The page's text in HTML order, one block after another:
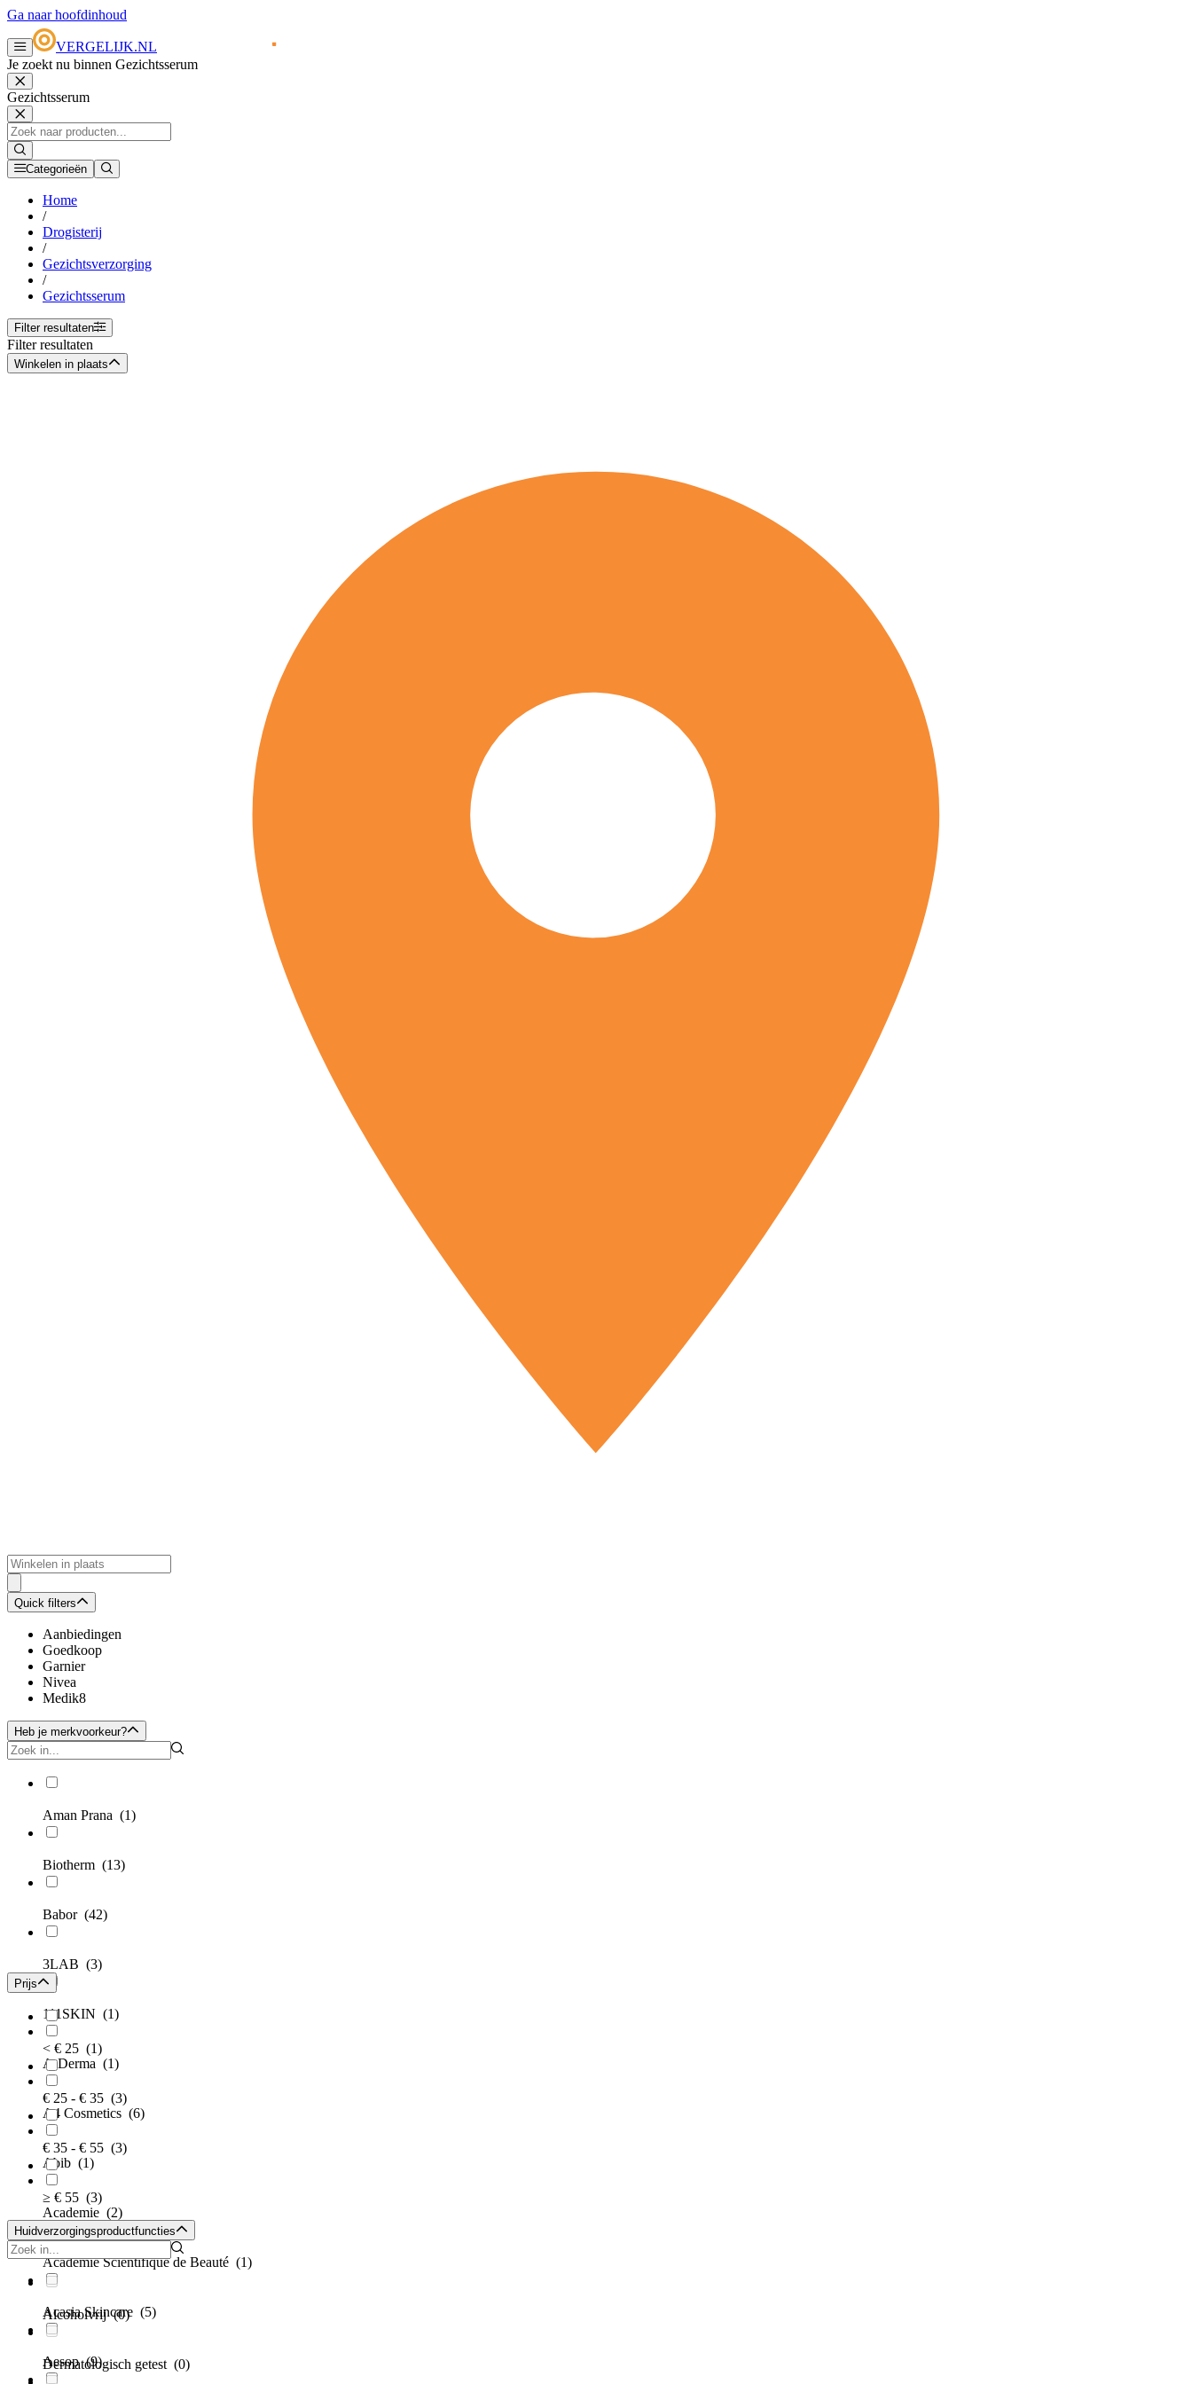
Ga naar hoofdinhoud
VERGELIJK.NL
Je zoekt nu binnen Gezichtsserum
Gezichtsserum
Categorieën
Home
/
Drogisterij
/
Gezichtsverzorging
/
Gezichtsserum
Filter resultaten
Filter resultaten
Winkelen in plaats
Quick filters
Aanbiedingen
Goedkoop
Garnier
Nivea
Medik8
Heb je merkvoorkeur?
Aman Prana (1)
Biotherm (13)
Babor (42)
3LAB (3)
111SKIN (1)
A-Derma (1)
A4 Cosmetics (6)
Abib (1)
Academie (2)
Académie Scientifique de Beauté (1)
Acasia Skincare (5)
Aesop(9)
Prijs
< € 25 (1)
€ 25 - € 35 (3)
€ 35 - € 55 (3)
≥ € 55 (3)
Huidverzorgingsproductfuncties
Alcoholvrij(0)
Dermatologisch getest (0)